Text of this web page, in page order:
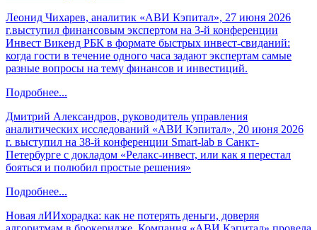
Леонид Чихарев, аналитик «АВИ Кэпитал», 27 июня 2026
г.выступил финансовым экспертом на 3-й конференции
Инвест Викенд РБК в формате быстрых инвест-свиданий:
когда гости в течение одного часа задают экспертам самые
разные вопросы на тему финансов и инвестиций.
Подробнее...
Дмитрий Александров, руководитель управления
аналитических исследований «АВИ Кэпитал», 20 июня 2026
г. выступил на 38-й конференции Smart-lab в Санкт-
Петербурге с докладом «Релакс-инвест, или как я перестал
бояться и полюбил простые решения»
Подробнее...
Новая лИИхорадка: как не потерять деньги, доверяя